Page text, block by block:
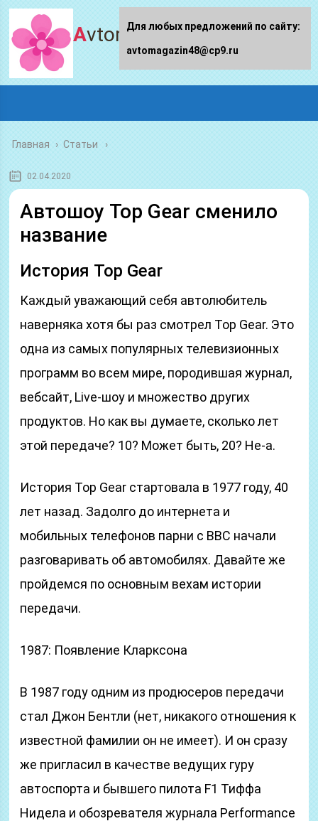
Avtomagazin48.ru
Главная › Статьи
02.04.2020
Автошоу Top Gear сменило
название
История Top Gear
Каждый уважающий себя автолюбитель
наверняка хотя бы раз смотрел Top Gear. Это
одна из самых популярных телевизионных
программ во всем мире, породившая журнал,
вебсайт, Live-шоу и множество других
продуктов. Но как вы думаете, сколько лет
этой передаче? 10? Может быть, 20? Не-а.
История Top Gear стартовала в 1977 году, 40
лет назад. Задолго до интернета и
мобильных телефонов парни с BBC начали
разговаривать об автомобилях. Давайте же
пройдемся по основным вехам истории
передачи.
1987: Появление Кларксона
В 1987 году одним из продюсеров передачи
стал Джон Бентли (нет, никакого отношения к
известной фамилии он не имеет). И он сразу
же пригласил в качестве ведущих гуру
автоспорта и бывшего пилота F1 Тиффа
Нидела и обозревателя журнала Performance
Для любых предложений по сайту:
avtomagazin48@cp9.ru